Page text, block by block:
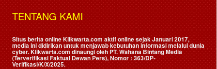
TENTANG KAMI
Situs berita online Klikwarta.com aktif online sejak Januari 2017,
media ini didirikan untuk menjawab kebutuhan informasi melalui dunia
cyber. Klikwarta.com dinaungi oleh PT. Wahana Bintang Media
(Terverifikasi Faktual Dewan Pers), Nomor : 363/DP-
Verifikasi/K/X/2025.